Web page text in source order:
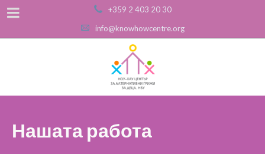
+359 2 403 20 30
info@knowhowcentre.org
Нашата работа